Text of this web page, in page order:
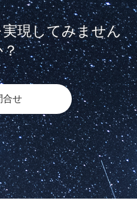
現してみません
合せ